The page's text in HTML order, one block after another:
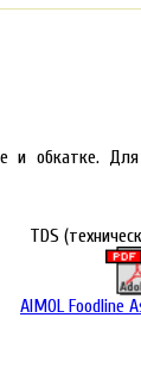
и обкатке. Для
TDS
AIMOL Foodline